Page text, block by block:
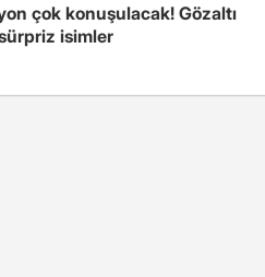
çok konuşulacak! Gözaltı
isimler